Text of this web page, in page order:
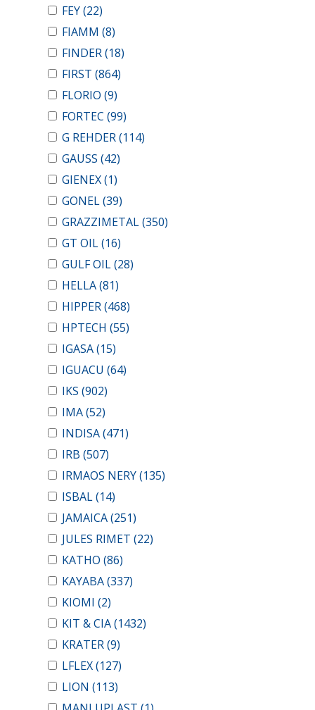
FEY(22)
FIAMM (8)
FINDER(18)
FIRST (864)
FLORIO (9)
FORTEC (99)
G REHDER(114)
GAUSS (42)
GIENEX(1)
GONEL(39)
GRAZZIMETAL(350)
GT OIL(16)
GULF OIL(28)
HELLA(81)
HIPPER(468)
HPTECH (55)
IGASA(15)
IGUACU (64)
IKS (902)
IMA(52)
INDISA(471)
IRB (507)
IRMAOS NERY(135)
ISBAL(14)
JAMAICA(251)
JULES RIMET (22)
KATHO (86)
KAYABA(337)
KIOMI (2)
KIT & CIA(1432)
KRATER(9)
LFLEX(127)
LION (113)